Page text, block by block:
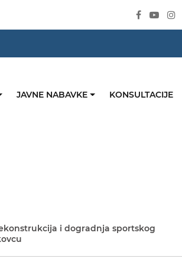
JAVNE NABAVKE KONSULTACIJE
i dogradnja sportskog